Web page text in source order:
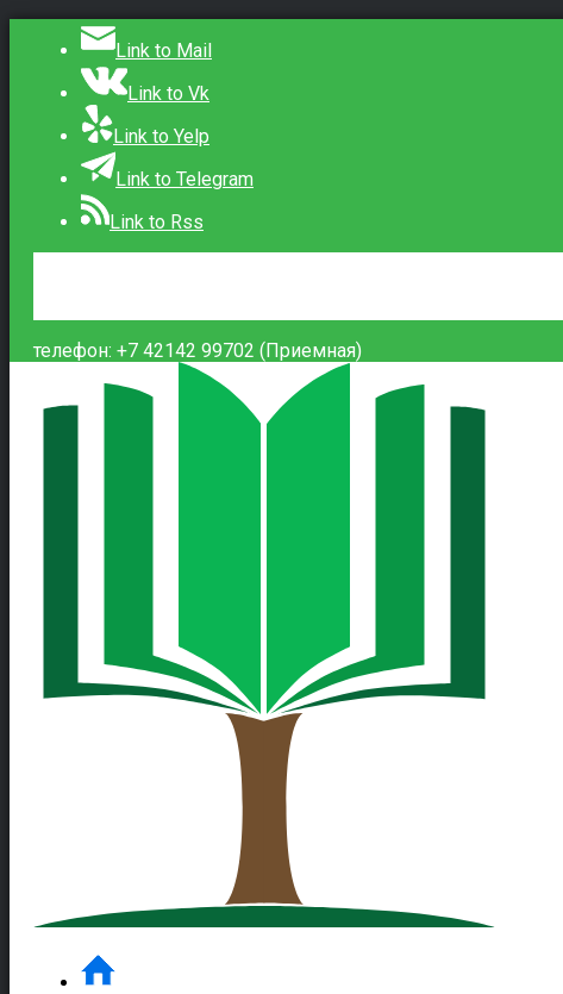
Link to Mail
Link to Vk
Link to Yelp
Link to Telegram
Link to Rss
телефон: +7 42142 99702 (Приемная)